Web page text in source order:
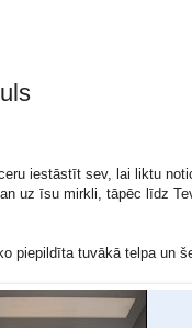
iestāstīt sev, lai liktu
uz īsu mirkli, tāpēc līdz
piepildīta tuvākā telpa un